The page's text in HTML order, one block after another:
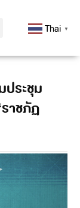
Thai ▼
ประชุม
าชภัฏ